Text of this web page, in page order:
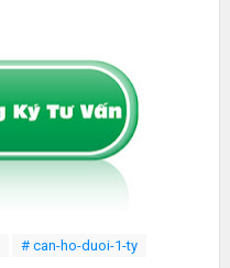
# can-ho-duoi-1-ty